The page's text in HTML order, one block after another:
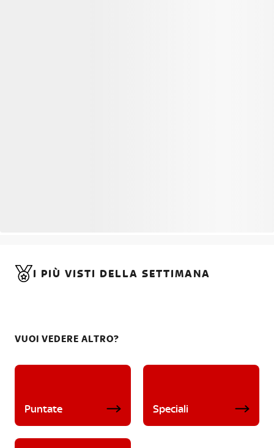
I PIÙ VISTI DELLA SETTIMANA
VUOI VEDERE ALTRO?
Puntate Speciali